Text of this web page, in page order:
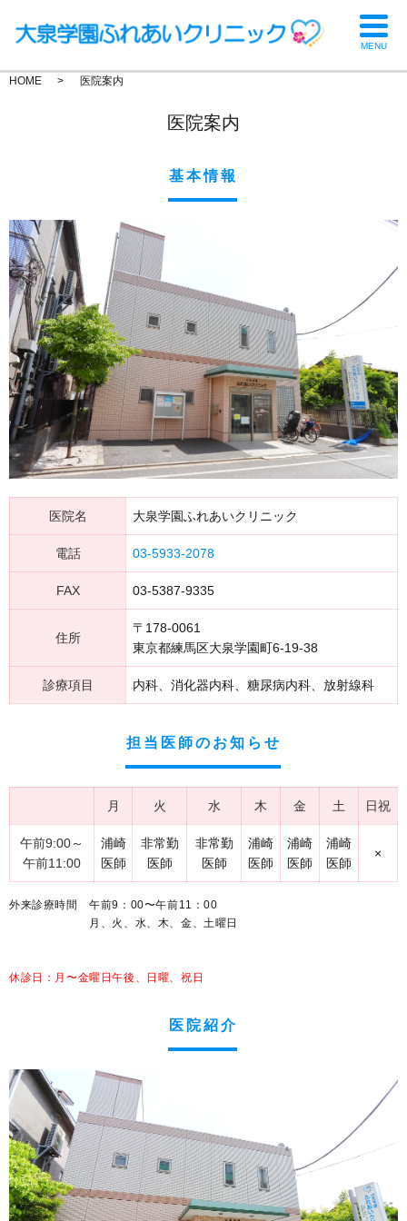
MENU
HOME 医院案内
医院案内
基本情報
医院名 大泉学園ふれあいクリニック
電話 03-5933-2078
FAX 03-5387-9335
住所
〒178-0061
東京都練馬区大泉学園町6-19-38
診療項目 内科、消化器内科、糖尿病内科、放射線科
担当医師のお知らせ
月 火 水 木 金 土 日祝
午前9:00～
午前11:00
浦崎
医師
非常勤
医師
非常勤
医師
浦崎
医師
浦崎
医師
浦崎
医師
×
外来診療時間 午前9：00〜午前11：00
月、火、水、木、金、土曜日
休診日： 月〜金曜日午後、 日曜、祝日
医院紹介